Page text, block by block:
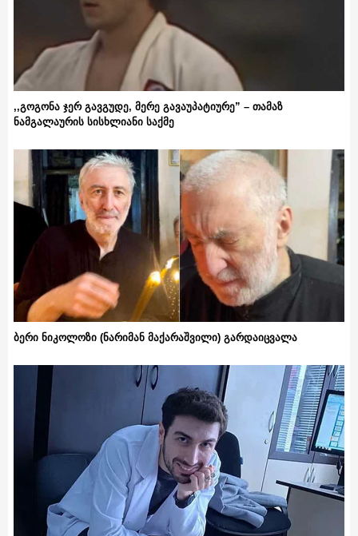
,,გოგონა ჯერ გავგუდე, მერე გავაუპატიურე” – თამაზ
ნამგალაურის სისხლიანი საქმე
ბერი ნიკოლოზი (ნარიმან მაქარაშვილი) გარდაიცვალა